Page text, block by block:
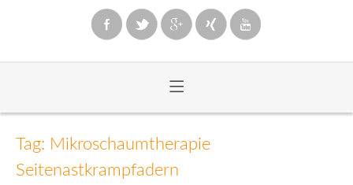
≡
Inhalt
Tag: Mikroschaumtherapie
Seitenastkrampfadern